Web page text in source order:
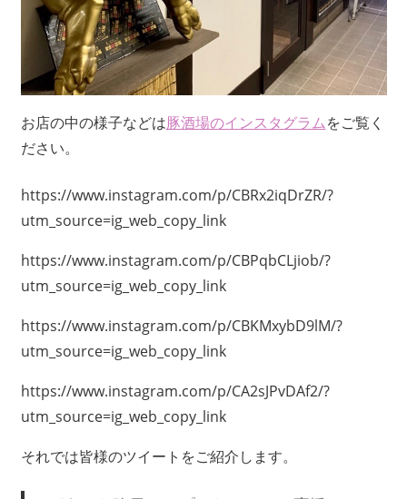
お店の中の様子などは豚酒場のインスタグラムをご覧く
ださい。
https://www.instagram.com/p/CBRx2iqDrZR/?
utm_source=ig_web_copy_link
https://www.instagram.com/p/CBPqbCLjiob/?
utm_source=ig_web_copy_link
https://www.instagram.com/p/CBKMxybD9lM/?
utm_source=ig_web_copy_link
https://www.instagram.com/p/CA2sJPvDAf2/?
utm_source=ig_web_copy_link
それでは皆様のツイートをご紹介します。